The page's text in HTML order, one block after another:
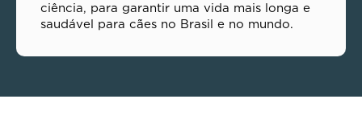
ciência, para garantir uma vida mais longa e
saudável para cães no Brasil e no mundo.